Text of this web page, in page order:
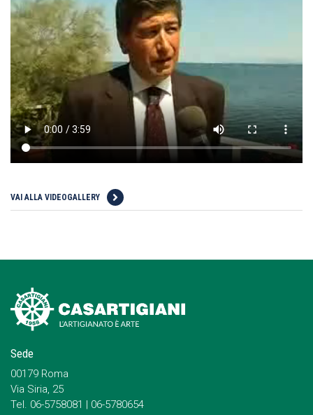
VAI ALLA VIDEOGALLERY
Sede
00179 Roma
Via Siria, 25
Tel. 06-5758081 | 06-5780654